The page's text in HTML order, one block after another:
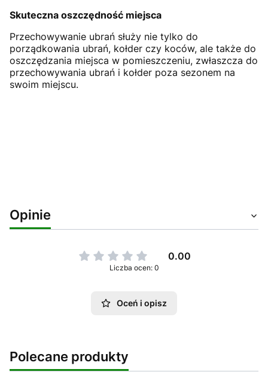
Skuteczna oszczędność miejsca
Przechowywanie ubrań służy nie tylko do
porządkowania ubrań, kołder czy koców, ale także do
oszczędzania miejsca w pomieszczeniu, zwłaszcza do
przechowywania ubrań i kołder poza sezonem na
swoim miejscu.
Opinie
0.00
Liczba ocen: 0
Oceń i opisz
Polecane produkty